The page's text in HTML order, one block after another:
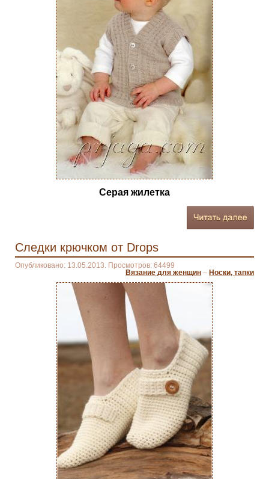
Серая жилетка
Следки крючком от Drops
Опубликовано: 13.05.2013. Просмотров: 64499
Вязание для женщин – Носки, тапки